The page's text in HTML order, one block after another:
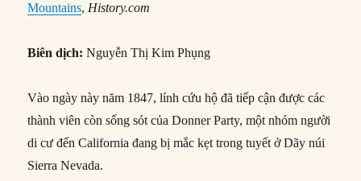
Mountains,History.com
Biên dịch: Nguyễn Thị Kim Phụng
Vào ngày này năm 1847, lính cứu hộ đã tiếp cận được các
thành viên còn sống sót của Donner Party, một nhóm người
di cư đến California đang bị mắc kẹt trong tuyết ở Dãy núi
Sierra Nevada.